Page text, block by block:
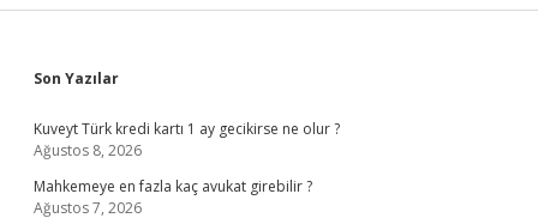
Sidebar
Son Yazılar
Kuveyt Türk kredi kartı 1 ay gecikirse ne olur ?
Ağustos 8, 2026
Mahkemeye en fazla kaç avukat girebilir ?
Ağustos 7, 2026